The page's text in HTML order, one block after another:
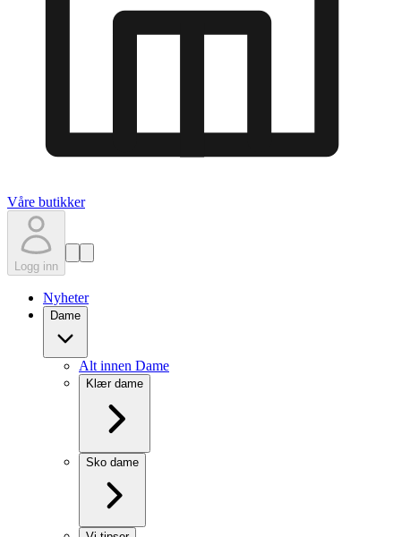
Våre butikker
Logg inn
Nyheter
Dame
Alt innen Dame
Klær dame
Sko dame